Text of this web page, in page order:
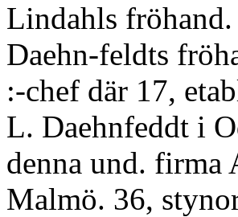
Lindahls
Daehn-feldts
:-chef där 17,
L. Daehnfeddt i
denna und. firma
Malmö. 36,